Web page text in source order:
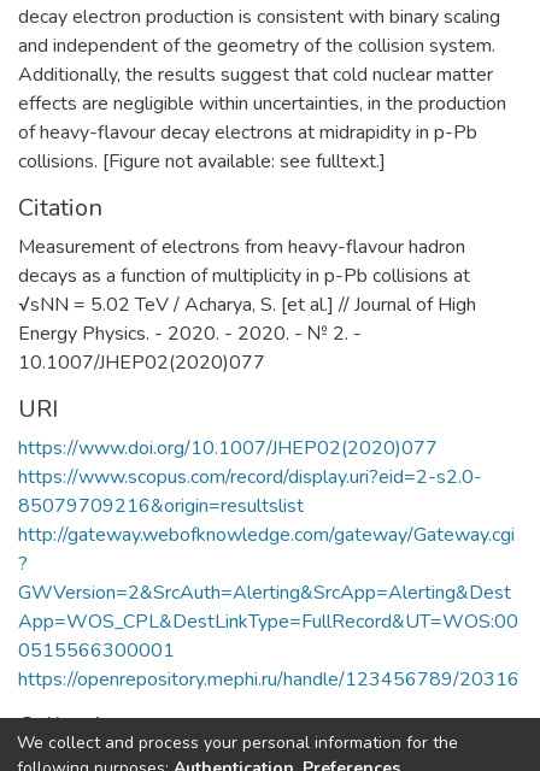
подготовку бакалавров и специалистов
по социо-гуманитарным,
общепрофессиональным и
естественнонаучным дисциплинам,
обеспечение единства требований к
базовой подготовке студентов в рамках
decay electron production is consistent with binary scaling
and independent of the geometry of the collision system.
Additionally, the results suggest that cold nuclear matter
effects are negligible within uncertainties, in the production
of heavy-flavour decay electrons at midrapidity in p-Pb
collisions. [Figure not available: see fulltext.]
Citation
Measurement of electrons from heavy-flavour hadron
decays as a function of multiplicity in p-Pb collisions at
√sNN = 5.02 TeV / Acharya, S. [et al.] // Journal of High
Energy Physics. - 2020. - 2020. - № 2. -
10.1007/JHEP02(2020)077
URI
https://www.doi.org/10.1007/JHEP02(2020)077
https://www.scopus.com/record/display.uri?eid=2-s2.0-
85079709216&origin=resultslist
http://gateway.webofknowledge.com/gateway/Gateway.cgi
?
GWVersion=2&SrcAuth=Alerting&SrcApp=Alerting&Dest
App=WOS_CPL&DestLinkType=FullRecord&UT=WOS:00
0515566300001
https://openrepository.mephi.ru/handle/123456789/20316
Collections
Публикации
We collect and process your personal information for the